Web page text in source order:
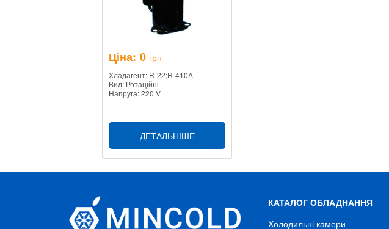
Ціна: 0 грн
Хладагент: R-22;R-410A
Вид: Ротаційні
Напруга: 220 V
ДЕТАЛЬНІШЕ
КАТАЛОГ ОБЛАДНАННЯ
Холодильні камери